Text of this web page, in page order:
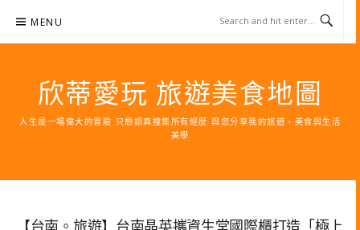
content
MENU
欣蒂愛玩 旅遊美食地圖
人生是一場偉大的冒險 只想認真搜集所有經歷 與您分享我的旅遊、美食與生活
美學
【台南。旅遊】台南晶英攜資生堂國際櫃打造「極上